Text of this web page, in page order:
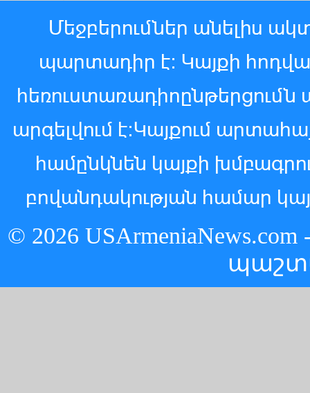
Մեջբերումներ անելիս
պարտադիր է: Կայքի
հեռուստառադիոընթերցումն
արգելվում է:Կայքում
համընկնեն կայքի
բովանդակության համար
© 2026